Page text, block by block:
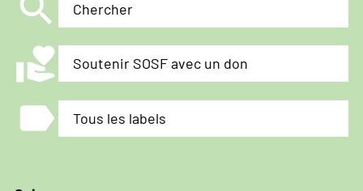
search Chercher
volunteer_activism Soutenir SOSF avec un don
label Tous les labels